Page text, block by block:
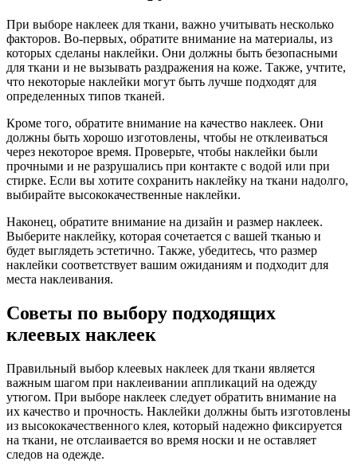
При выборе наклеек для ткани, важно учитывать несколько
факторов. Во-первых, обратите внимание на материалы, из
которых сделаны наклейки. Они должны быть безопасными
для ткани и не вызывать раздражения на коже. Также, учтите,
что некоторые наклейки могут быть лучше подходят для
определенных типов тканей.
Кроме того, обратите внимание на качество наклеек. Они
должны быть хорошо изготовлены, чтобы не отклеиваться
через некоторое время. Проверьте, чтобы наклейки были
прочными и не разрушались при контакте с водой или при
стирке. Если вы хотите сохранить наклейку на ткани надолго,
выбирайте высококачественные наклейки.
Наконец, обратите внимание на дизайн и размер наклеек.
Выберите наклейку, которая сочетается с вашей тканью и
будет выглядеть эстетично. Также, убедитесь, что размер
наклейки соответствует вашим ожиданиям и подходит для
места наклеивания.
Советы по выбору подходящих
клеевых наклеек
Правильный выбор клеевых наклеек для ткани является
важным шагом при наклеивании аппликаций на одежду
утюгом. При выборе наклеек следует обратить внимание на
их качество и прочность. Наклейки должны быть изготовлены
из высококачественного клея, который надежно фиксируется
на ткани, не отслаивается во время носки и не оставляет
следов на одежде.